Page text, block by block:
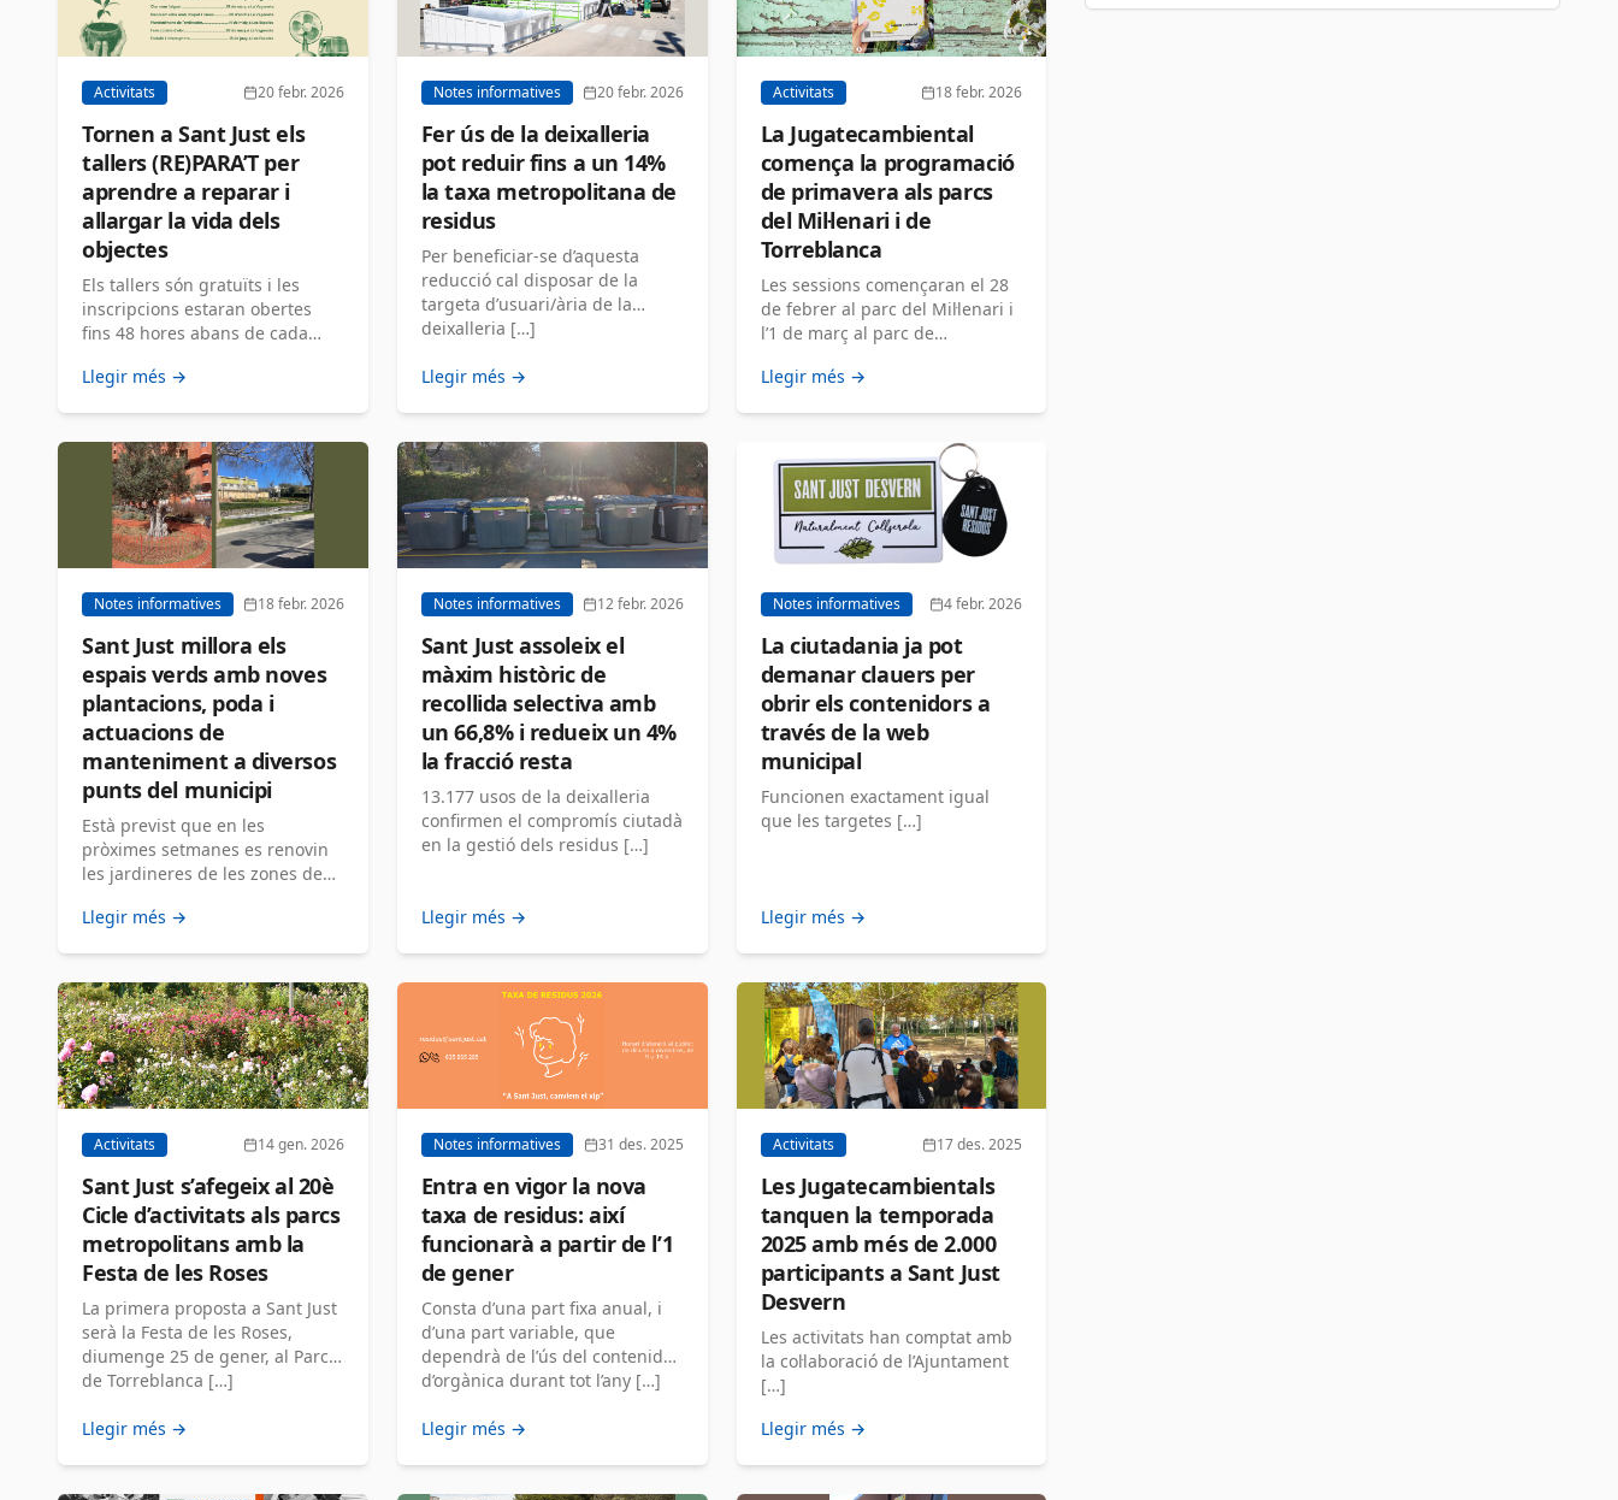
Activitats 20 febr. 2026
Tornen a Sant Just els
tallers (RE)PARA’T per
aprendre a reparar i
allargar la vida dels
objectes
Els tallers són gratuïts i les
inscripcions estaran obertes
fins 48 hores abans de cada
Llegir més →
Notes informatives 20 febr. 2026
Fer ús de la deixalleria
pot reduir fins a un 14%
la taxa metropolitana de
residus
Per beneficiar-se d’aquesta
reducció cal disposar de la
targeta d’usuari/ària de la
deixalleria […]
Llegir més →
Activitats 18 febr. 2026
La Jugatecambiental
comença la programació
de primavera als parcs
del Mil·lenari i de
Torreblanca
Les sessions començaran el 28
de febrer al parc del Mil·lenari i
l’1 de març al parc de
Llegir més →
Notes informatives 18 febr. 2026
Sant Just millora els
espais verds amb noves
plantacions, poda i
actuacions de
manteniment a diversos
punts del municipi
Està previst que en les
pròximes setmanes es renovin
les jardineres de les zones de
[…]
Llegir més →
Notes informatives 12 febr. 2026
Sant Just assoleix el
màxim històric de
recollida selectiva amb
un 66,8% i redueix un 4%
la fracció resta
13.177 usos de la deixalleria
confirmen el compromís ciutadà
en la gestió dels residus […]
Llegir més →
Notes informatives 4 febr. 2026
La ciutadania ja pot
demanar clauers per
obrir els contenidors a
través de la web
municipal
Funcionen exactament igual
que les targetes […]
Llegir més →
Activitats 14 gen. 2026
Sant Just s’afegeix al 20è
Cicle d’activitats als parcs
metropolitans amb la
Festa de les Roses
La primera proposta a Sant Just
serà la Festa de les Roses,
diumenge 25 de gener, al Parc
de Torreblanca […]
Llegir més →
Notes informatives 31 des. 2025
Entra en vigor la nova
taxa de residus: així
funcionarà a partir de l’1
de gener
Consta d’una part fixa anual, i
d’una part variable, que
dependrà de l’ús del contenidor
d’orgànica durant tot l’any […]
Llegir més →
Activitats 17 des. 2025
Les Jugatecambientals
tanquen la temporada
2025 amb més de 2.000
participants a Sant Just
Desvern
Les activitats han comptat amb
la col·laboració de l’Ajuntament
[…]
Llegir més →